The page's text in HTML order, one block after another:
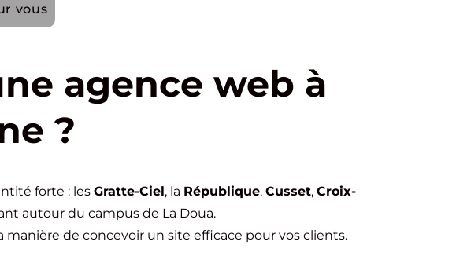
vous
agence web à
?
forte : les Gratte-Ciel, la République, Cusset, Croix-
autour du campus de La Doua.
de concevoir un site efficace pour vos clients.